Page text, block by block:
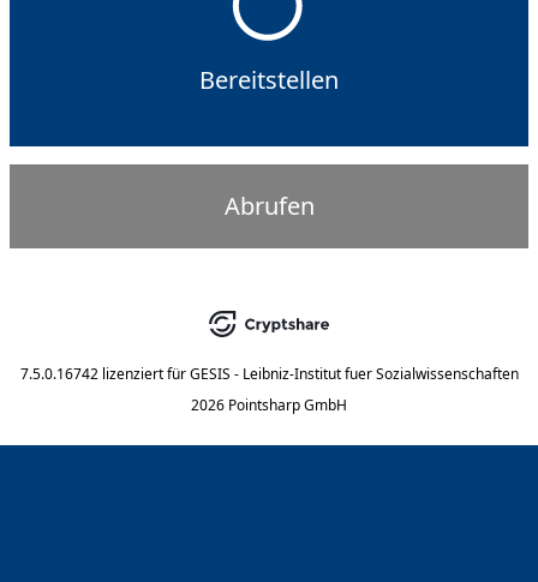
Bereitstellen
Abrufen
7.5.0.16742 lizenziert für GESIS - Leibniz-Institut fuer Sozialwissenschaften
2026 Pointsharp GmbH